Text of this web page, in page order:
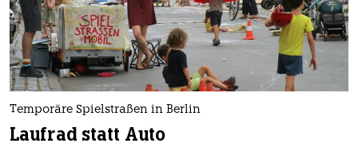
Temporäre Spielstraßen in Berlin
Laufrad statt Auto